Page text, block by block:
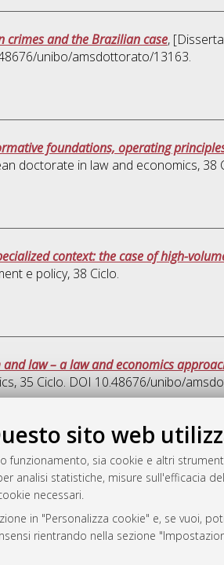
sito web
funzionamento, sia cookie e altri
analisi statistiche, misure sull'efficacia
necessari.
in "Personalizza cookie" e, se vuoi,
rientrando nella sezione
and the Brazilian case,
unibo/amsdottorato/13163.
foundations, operating
doctorate in law and economics, 38
context: the case of high-
e policy, 38 Ciclo.
law – a law and economics
, 35 Ciclo. DOI 10.48676/unibo/
e gestito da
privacy
del sito